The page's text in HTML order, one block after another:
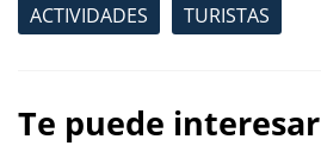
ACTIVIDADES
TURISTAS
Te puede interesar